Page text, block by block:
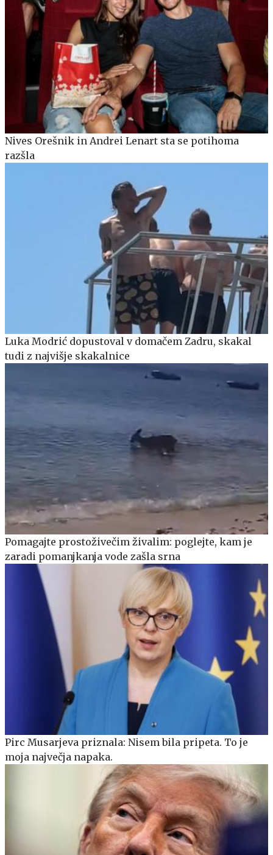
Nives Orešnik in Andrei Lenart sta se potihoma
razšla
Luka Modrić dopustoval v domačem Zadru, skakal
tudi z najvišje skakalnice
Pomagajte prostoživečim živalim: poglejte, kam je
zaradi pomanjkanja vode zašla srna
Pirc Musarjeva priznala: Nisem bila pripeta. To je
moja največja napaka.